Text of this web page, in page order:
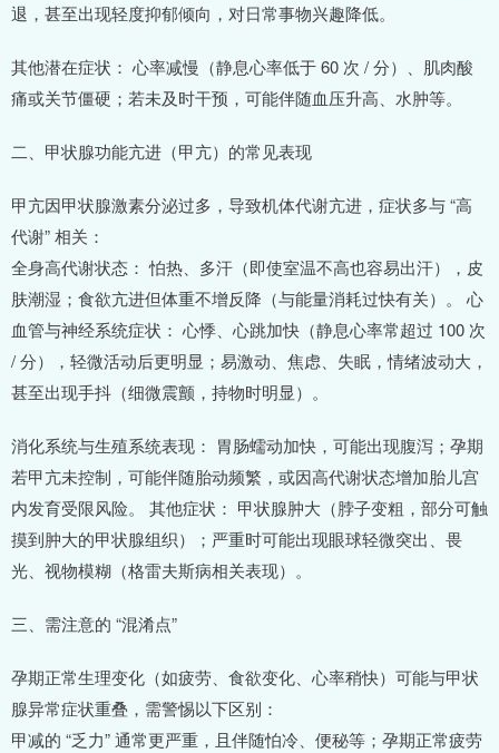
退，甚至出现轻度抑郁倾向，对日常事物兴趣降低。
其他潜在症状： 心率减慢（静息心率低于 60 次 / 分）、肌肉酸
痛或关节僵硬；若未及时干预，可能伴随血压升高、水肿等。
二、甲状腺功能亢进（甲亢）的常见表现
甲亢因甲状腺激素分泌过多，导致机体代谢亢进，症状多与 “高
代谢” 相关：
全身高代谢状态： 怕热、多汗（即使室温不高也容易出汗），皮
肤潮湿；食欲亢进但体重不增反降（与能量消耗过快有关）。 心
血管与神经系统症状： 心悸、心跳加快（静息心率常超过 100 次
/ 分），轻微活动后更明显；易激动、焦虑、失眠，情绪波动大，
甚至出现手抖（细微震颤，持物时明显）。
消化系统与生殖系统表现： 胃肠蠕动加快，可能出现腹泻；孕期
若甲亢未控制，可能伴随胎动频繁，或因高代谢状态增加胎儿宫
内发育受限风险。 其他症状： 甲状腺肿大（脖子变粗，部分可触
摸到肿大的甲状腺组织）；严重时可能出现眼球轻微突出、畏
光、视物模糊（格雷夫斯病相关表现）。
三、需注意的 “混淆点”
孕期正常生理变化（如疲劳、食欲变化、心率稍快）可能与甲状
腺异常症状重叠，需警惕以下区别：
甲减的 “乏力” 通常更严重，且伴随怕冷、便秘等；孕期正常疲劳